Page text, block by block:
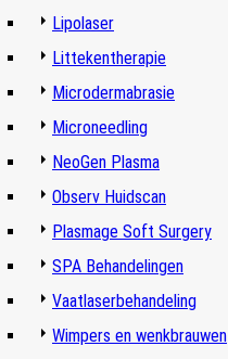
Lipolaser
Littekentherapie
Microdermabrasie
Microneedling
NeoGen Plasma
Observ Huidscan
Plasmage Soft Surgery
SPA Behandelingen
Vaatlaserbehandeling
Wimpers en wenkbrauwen